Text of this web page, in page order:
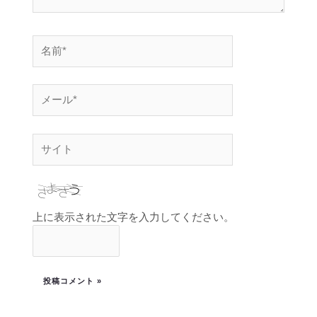
上に表示された文字を入力してください。